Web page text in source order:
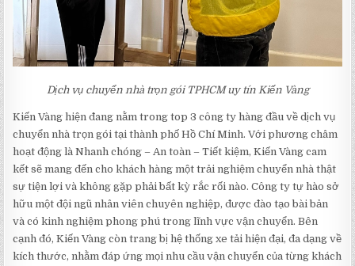
Dịch vụ chuyển nhà trọn gói TPHCM uy tín Kiến Vàng
Kiến Vàng hiện đang nằm trong top 3 công ty hàng đầu về dịch vụ
chuyển nhà trọn gói tại thành phố Hồ Chí Minh. Với phương châm
hoạt động là Nhanh chóng – An toàn – Tiết kiệm, Kiến Vàng cam
kết sẽ mang đến cho khách hàng một trải nghiệm chuyển nhà thật
sự tiện lợi và không gặp phải bất kỳ rắc rối nào. Công ty tự hào sở
hữu một đội ngũ nhân viên chuyên nghiệp, được đào tạo bài bản
và có kinh nghiệm phong phú trong lĩnh vực vận chuyển. Bên
cạnh đó, Kiến Vàng còn trang bị hệ thống xe tải hiện đại, đa dạng về
kích thước, nhằm đáp ứng mọi nhu cầu vận chuyển của từng khách